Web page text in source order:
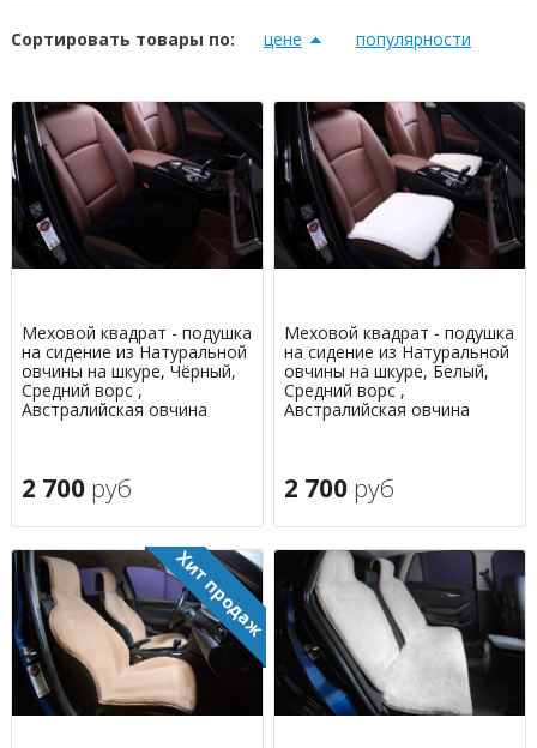
Сортировать товары по: цене популярности
Меховой квадрат - подушка
на сидение из Натуральной
овчины на шкуре, Чёрный,
Средний ворс ,
Австралийская овчина
2 700 руб
Меховой квадрат - подушка
на сидение из Натуральной
овчины на шкуре, Белый,
Средний ворс ,
Австралийская овчина
2 700 руб